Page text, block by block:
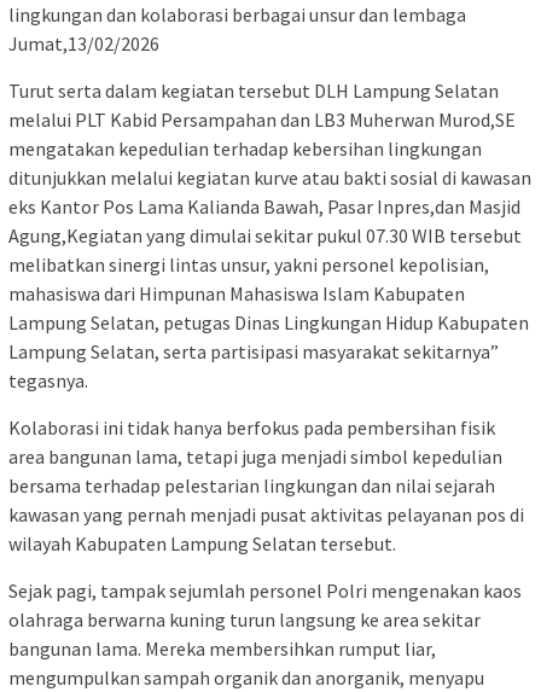
lingkungan dan kolaborasi berbagai unsur dan lembaga
Jumat,13/02/2026
Turut serta dalam kegiatan tersebut DLH Lampung Selatan
melalui PLT Kabid Persampahan dan LB3 Muherwan Murod,SE
mengatakan kepedulian terhadap kebersihan lingkungan
ditunjukkan melalui kegiatan kurve atau bakti sosial di kawasan
eks Kantor Pos Lama Kalianda Bawah, Pasar Inpres,dan Masjid
Agung,Kegiatan yang dimulai sekitar pukul 07.30 WIB tersebut
melibatkan sinergi lintas unsur, yakni personel kepolisian,
mahasiswa dari Himpunan Mahasiswa Islam Kabupaten
Lampung Selatan, petugas Dinas Lingkungan Hidup Kabupaten
Lampung Selatan, serta partisipasi masyarakat sekitarnya”
tegasnya.
Kolaborasi ini tidak hanya berfokus pada pembersihan fisik
area bangunan lama, tetapi juga menjadi simbol kepedulian
bersama terhadap pelestarian lingkungan dan nilai sejarah
kawasan yang pernah menjadi pusat aktivitas pelayanan pos di
wilayah Kabupaten Lampung Selatan tersebut.
Sejak pagi, tampak sejumlah personel Polri mengenakan kaos
olahraga berwarna kuning turun langsung ke area sekitar
bangunan lama. Mereka membersihkan rumput liar,
mengumpulkan sampah organik dan anorganik, menyapu